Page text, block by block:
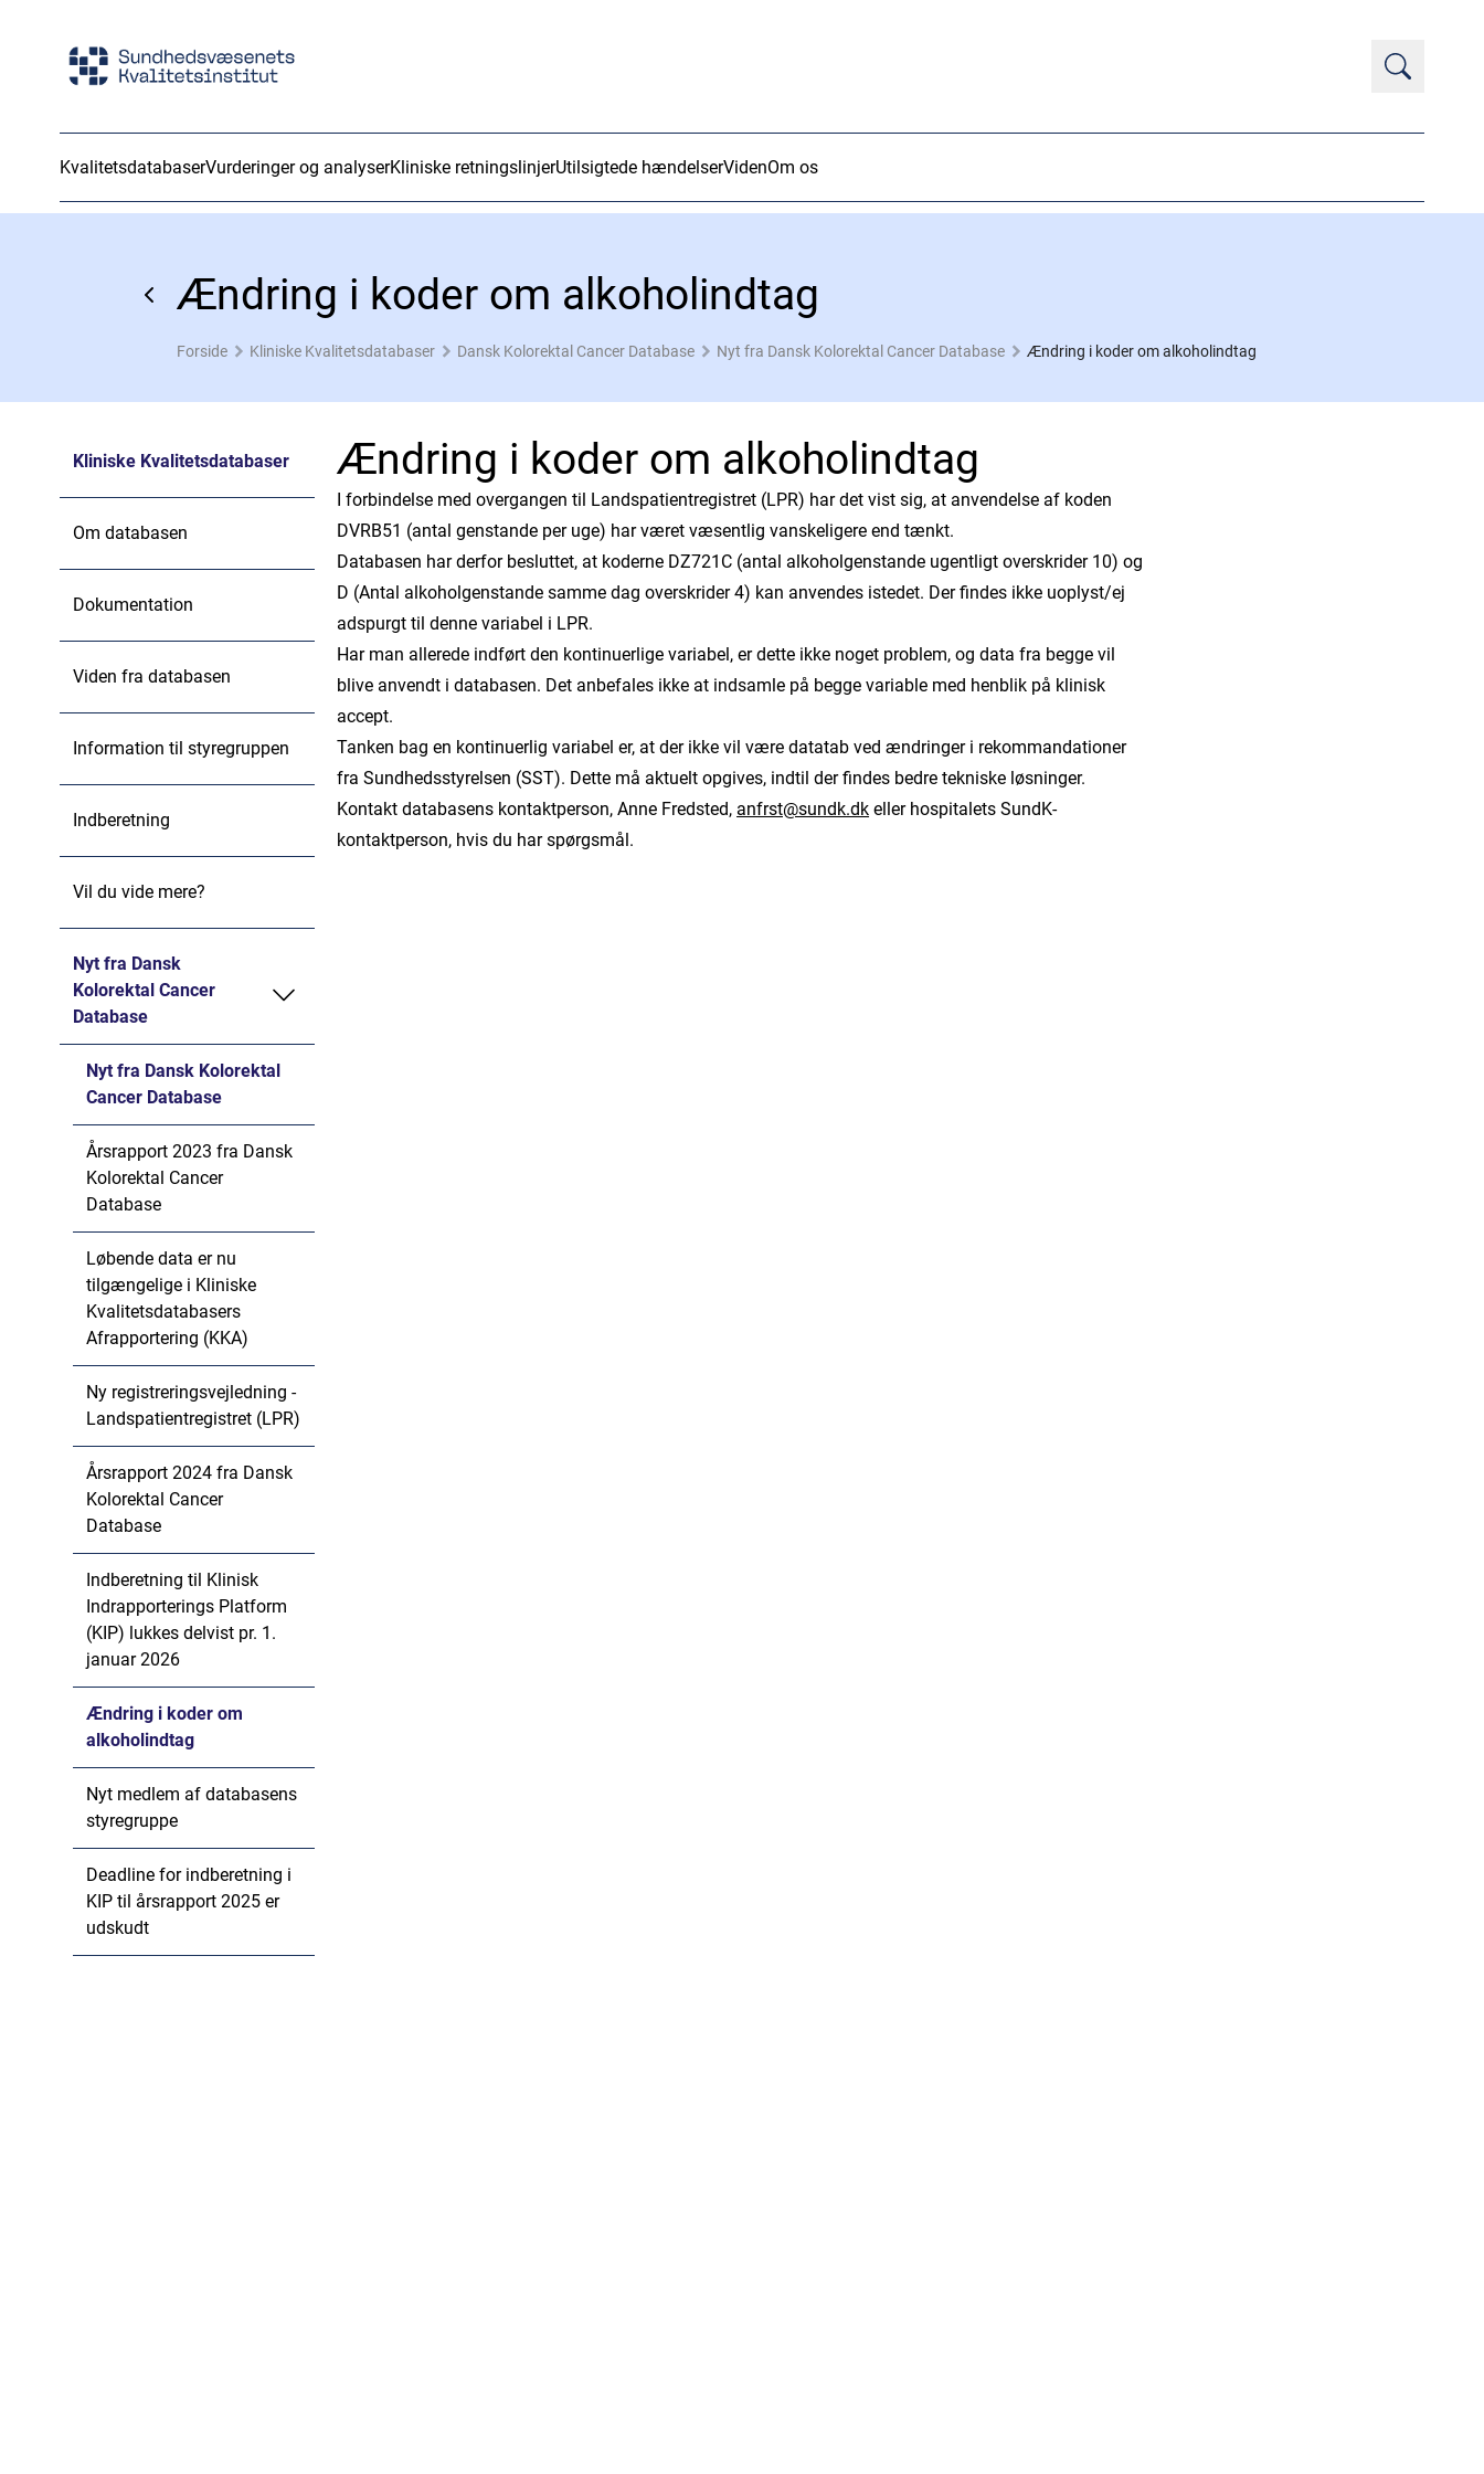
KvalitetsdatabaserVurderinger og analyserKliniske retningslinjerUtilsigtede hændelserVidenOm os
Ændring i koder om alkoholindtag
Forside Kliniske Kvalitetsdatabaser Dansk Kolorektal Cancer Database Nyt fra Dansk Kolorektal Cancer Database Ændring i koder om alkoholindtag
Kliniske Kvalitetsdatabaser
Om databasen
Dokumentation
Viden fra databasen
Information til styregruppen
Indberetning
Vil du vide mere?
Nyt fra Dansk
Kolorektal Cancer
Database
Nyt fra Dansk Kolorektal
Cancer Database
Årsrapport 2023 fra Dansk
Kolorektal Cancer
Database
Løbende data er nu
tilgængelige i Kliniske
Kvalitetsdatabasers
Afrapportering (KKA)
Ny registreringsvejledning -
Landspatientregistret (LPR)
Årsrapport 2024 fra Dansk
Kolorektal Cancer
Database
Indberetning til Klinisk
Indrapporterings Platform
(KIP) lukkes delvist pr. 1.
januar 2026
Ændring i koder om
alkoholindtag
Nyt medlem af databasens
styregruppe
Deadline for indberetning i
KIP til årsrapport 2025 er
udskudt
Ændring i koder om alkoholindtag
I forbindelse med overgangen til Landspatientregistret (LPR) har det vist sig, at anvendelse af koden
DVRB51 (antal genstande per uge) har været væsentlig vanskeligere end tænkt.
Databasen har derfor besluttet, at koderne DZ721C (antal alkoholgenstande ugentligt overskrider 10) og
D (Antal alkoholgenstande samme dag overskrider 4) kan anvendes istedet. Der findes ikke uoplyst/ej
adspurgt til denne variabel i LPR.
Har man allerede indført den kontinuerlige variabel, er dette ikke noget problem, og data fra begge vil
blive anvendt i databasen. Det anbefales ikke at indsamle på begge variable med henblik på klinisk
accept.
Tanken bag en kontinuerlig variabel er, at der ikke vil være datatab ved ændringer i rekommandationer
fra Sundhedsstyrelsen (SST). Dette må aktuelt opgives, indtil der findes bedre tekniske løsninger.
Kontakt databasens kontaktperson, Anne Fredsted, anfrst@sundk.dk eller hospitalets SundK-
kontaktperson, hvis du har spørgsmål.